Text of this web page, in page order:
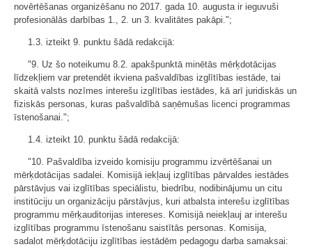
novērtēšanas organizēšanu no 2017. gada 10. augusta ir ieguvuši
profesionālās darbības 1., 2. un 3. kvalitātes pakāpi.";
1.3. izteikt 9. punktu šādā redakcijā:
"9. Uz šo noteikumu 8.2. apakšpunktā minētās mērķdotācijas
līdzekļiem var pretendēt ikviena pašvaldības izglītības iestāde, tai
skaitā valsts nozīmes interešu izglītības iestādes, kā arī juridiskās un
fiziskās personas, kuras pašvaldībā saņēmušas licenci programmas
īstenošanai.";
1.4. izteikt 10. punktu šādā redakcijā:
"10. Pašvaldība izveido komisiju programmu izvērtēšanai un
mērķdotācijas sadalei. Komisijā iekļauj izglītības pārvaldes iestādes
pārstāvjus vai izglītības speciālistu, biedrību, nodibinājumu un citu
institūciju un organizāciju pārstāvjus, kuri atbalsta interešu izglītības
programmu mērķauditorijas intereses. Komisijā neiekļauj ar interešu
izglītības programmu īstenošanu saistītās personas. Komisija,
sadalot mērķdotāciju izglītības iestādēm pedagogu darba samaksai: